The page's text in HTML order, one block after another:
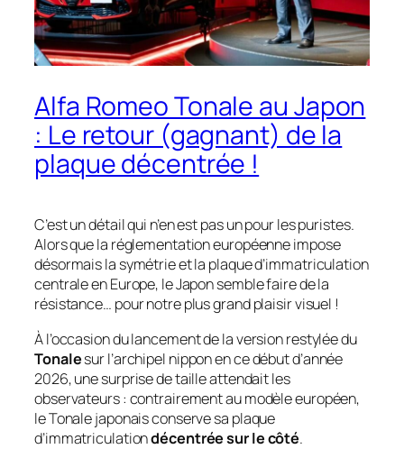
Alfa Romeo Tonale au Japon
: Le retour (gagnant) de la
plaque décentrée !
C’est un détail qui n’en est pas un pour les puristes.
Alors que la réglementation européenne impose
désormais la symétrie et la plaque d’immatriculation
centrale en Europe, le Japon semble faire de la
résistance… pour notre plus grand plaisir visuel !
À l’occasion du lancement de la version restylée du
Tonalesur l’archipel nippon en ce début d’année
2026, une surprise de taille attendait les
observateurs : contrairement au modèle européen,
le Tonale japonais conserve sa plaque
d’immatriculationdécentrée sur le côté.